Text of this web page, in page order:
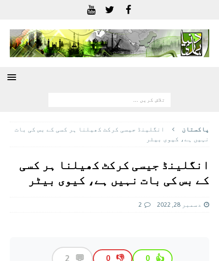
پاکستان
انگلینڈ جیسی کرکٹ کھیلنا ہر کسی کے بس کی بات
نہیں ہے، کیوی بیٹر
انگلینڈ جیسی کرکٹ کھیلنا ہر کسی
کے بس کی بات نہیں ہے، کیوی بیٹر
دسمبر 28, 2022 2
👍
0
👎
0
💬
2